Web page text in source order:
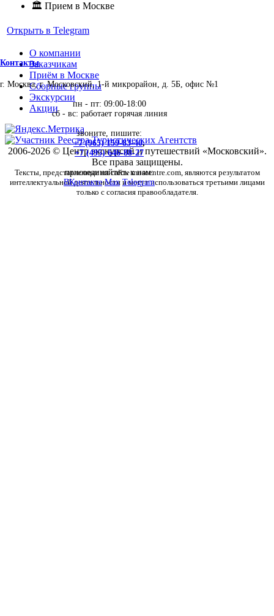
🏛 Прием в Москве
Открыть в Telegram
Контакты
г. Москва, г. Московский, 1-й микрорайон, д. 5Б, офис №1
пн - пт: 09:00-18:00
сб - вс: работает горячая линия
звоните, пишите:
+7 (965) 159-83-40,
+7 (495) 646-88-27
присоединяйтесь к нам:
ВКонтакте Max Telegram
О компании
Заказчикам
Приём в Москве
Сборные группы
Экскурсии
Акции
2006-2026 © Центр экскурсий и путешествий «Московский».
Все права защищены.
Тексты, представленные на сайте moscentre.com, являются результатом
интеллектуальной деятельности и могут использоваться третьими лицами
только с согласия правообладателя.